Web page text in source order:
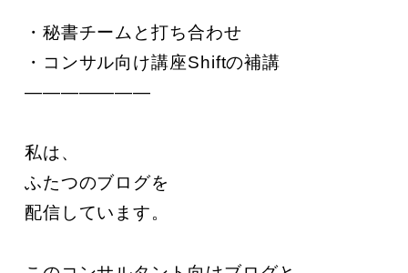
・秘書チームと打ち合わせ
・コンサル向け講座Shiftの補講
———————
私は、
ふたつのブログを
配信しています。